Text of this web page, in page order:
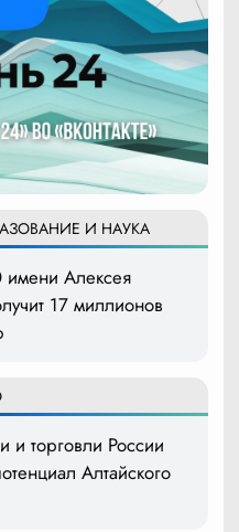
И НАУКА
Алексея
17 миллионов
торговли России
Алтайского